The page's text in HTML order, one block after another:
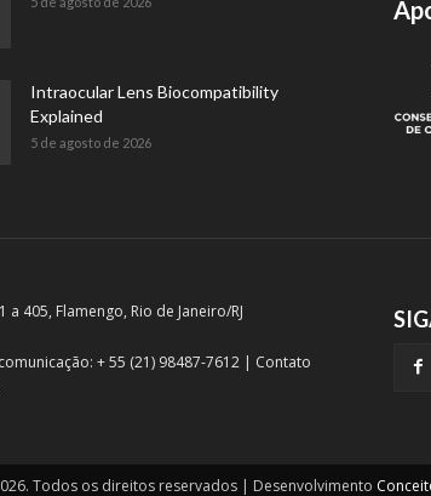
Intraocular Lens Biocompatibility
Explained
5 de agosto de 2026
405, Flamengo, Rio de Janeiro/RJ
+ 55 (21) 98487-7612 | Contato
Todos os direitos reservados | Desenvolvimento